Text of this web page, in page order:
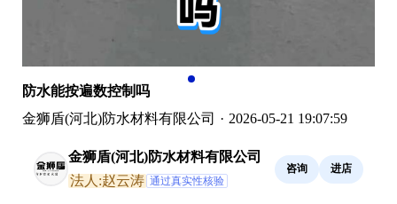
防水能按遍数控制吗
金狮盾(河北)防水材料有限公司 · 2026-05-21 19:07:59
金狮盾(河北)防水材料有限公司
法人:赵云涛 通过真实性核验
咨询 进店